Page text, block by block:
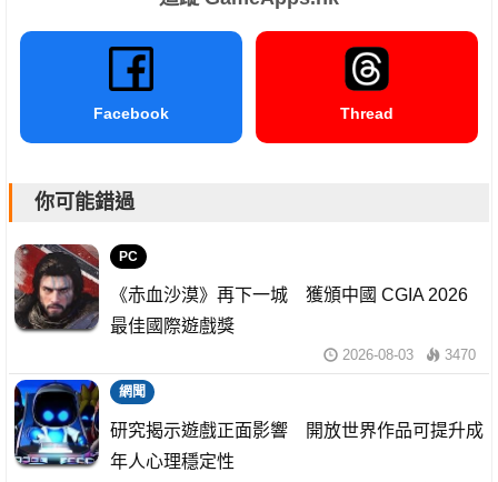
Facebook Thread
你可能錯過
PC
《赤血沙漠》再下一城 獲頒中國 CGIA 2026
最佳國際遊戲獎
2026-08-03 3470
網聞
研究揭示遊戲正面影響 開放世界作品可提升成
年人心理穩定性